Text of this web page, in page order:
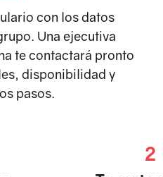
con los datos
Una ejecutiva
te contactará pronto
disponibilidad y
pasos.
2